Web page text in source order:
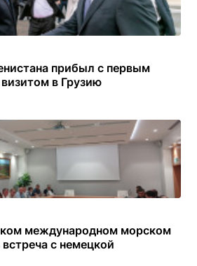
прибыл с первым
в Грузию
международном морском
с немецкой